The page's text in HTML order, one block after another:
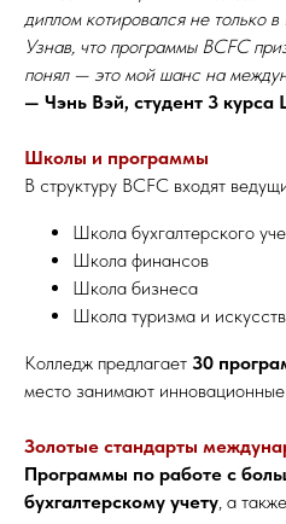
диплом котировался не только
Узнав, что программы BCFC
понял — это мой шанс на
— Чэнь Вэй, студент 3
Школы и программы
В структуру BCFC входят
Школа бухгалтерского
Школа финансов
Школа бизнеса
Школа туризма и искусств
Колледж предлагает 30
место занимают
Золотые стандарты
Программы по работе с
бухгалтерскому учету, а также